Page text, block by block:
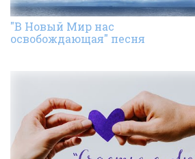
"В Новый Мир нас
освобождающая" песня